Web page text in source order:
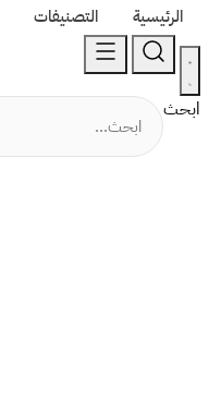
الرئيسية التصنيفات
ابحث